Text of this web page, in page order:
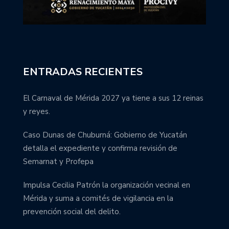
ENTRADAS RECIENTES
El Carnaval de Mérida 2027 ya tiene a sus 12 reinas
y reyes.
Caso Dunas de Chuburná: Gobierno de Yucatán
detalla el expediente y confirma revisión de
Semarnat y Profepa
Impulsa Cecilia Patrón la organización vecinal en
Mérida y suma a comités de vigilancia en la
prevención social del delito.